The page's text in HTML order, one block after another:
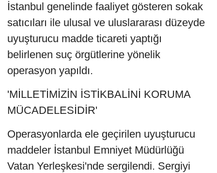
İstanbul genelinde faaliyet gösteren sokak
satıcıları ile ulusal ve uluslararası düzeyde
uyuşturucu madde ticareti yaptığı
belirlenen suç örgütlerine yönelik
operasyon yapıldı.
'MİLLETİMİZİN İSTİKBALİNİ KORUMA
MÜCADELESİDİR'
Operasyonlarda ele geçirilen uyuşturucu
maddeler İstanbul Emniyet Müdürlüğü
Vatan Yerleşkesi'nde sergilendi. Sergiyi